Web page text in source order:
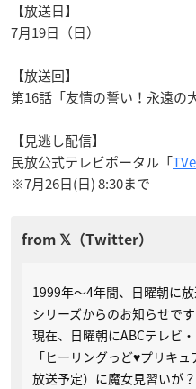
【放送日】
7月19日（日）
【放送回】
第16話「友情の誓い！永遠の
【見逃し配信】
民放公式テレビポータル「
※7月26日(日) 8:30まで
1999年～4年間、日曜朝に
シリーズからのお知らせです
現在、日曜朝にABCテレビ
「ヒーリングっど♥プリキ
放送予定）に魔女見習いが